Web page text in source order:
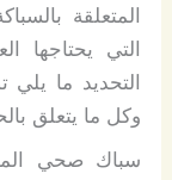
المتعلقة
التي يحتاجها
التحديد ما
وكل ما يتعلق
سباك صحي